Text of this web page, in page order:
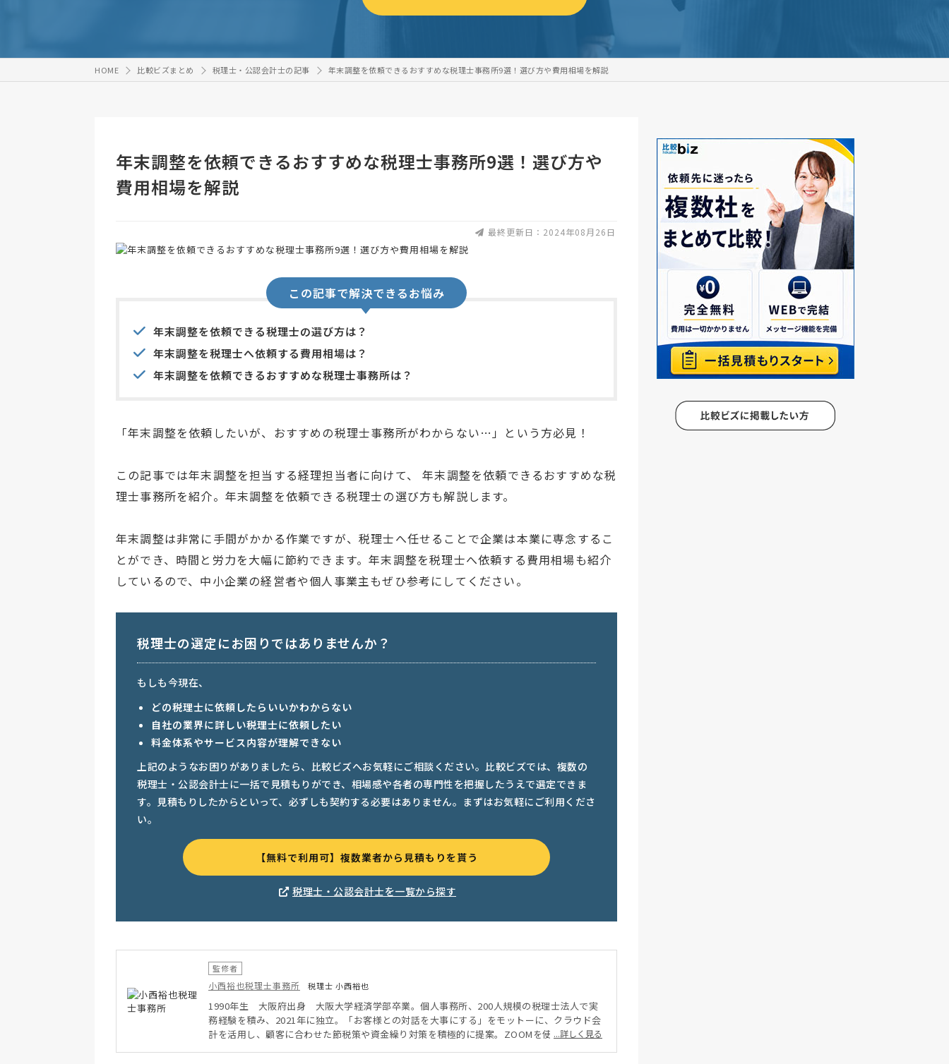
HOME 比較ビズまとめ 税理士・公認会計士の記事 年末調整を依頼できるおすすめな税理士事務所9選！選び方や費用相場を解説
年末調整を依頼できるおすすめな税理士事務所9選！選び方や
費用相場を解説
最終更新日：2024年08月26日
この記事で解決できるお悩み
年末調整を依頼できる税理士の選び方は？
年末調整を税理士へ依頼する費用相場は？
年末調整を依頼できるおすすめな税理士事務所は？
「年末調整を依頼したいが、おすすめの税理士事務所がわからない…」という方必見！
この記事では年末調整を担当する経理担当者に向けて、 年末調整を依頼できるおすすめな税
理士事務所を紹介。年末調整を依頼できる税理士の選び方も解説します。
年末調整は非常に手間がかかる作業ですが、税理士へ任せることで企業は本業に専念するこ
とができ、時間と労力を大幅に節約できます。年末調整を税理士へ依頼する費用相場も紹介
しているので、中小企業の経営者や個人事業主もぜひ参考にしてください。
税理士の選定にお困りではありませんか？
もしも今現在、
どの税理士に依頼したらいいかわからない
自社の業界に詳しい税理士に依頼したい
料金体系やサービス内容が理解できない
上記のようなお困りがありましたら、比較ビズへお気軽にご相談ください。比較ビズでは、複数の
税理士・公認会計士に一括で見積もりができ、相場感や各者の専門性を把握したうえで選定できま
す。見積もりしたからといって、必ずしも契約する必要はありません。まずはお気軽にご利用くださ
い。
【無料で利用可】複数業者から見積もりを貰う
税理士・公認会計士を一覧から探す
監修者
小西裕也税理士事務所 税理士 小西裕也
1990年生 大阪府出身 大阪大学経済学部卒業。個人事務所、200人規模の税理士法人で実
務経験を積み、2021年に独立。「お客様との対話を大事にする」をモットーに、クラウド会
計を活用し、顧客に合わせた節税策や資金繰り対策を積極的に提案。ZOOMを使ったオンラ
...詳しく見る